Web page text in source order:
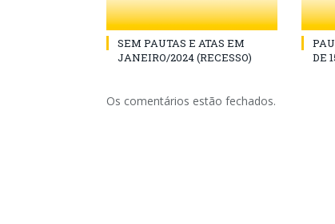
SEM PAUTAS E ATAS EM
JANEIRO/2024 (RECESSO)
DE
Os comentários estão fechados.